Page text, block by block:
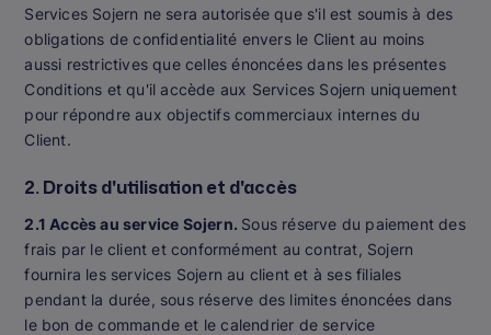
Services Sojern ne sera autorisée que s'il est soumis à des
obligations de confidentialité envers le Client au moins
aussi restrictives que celles énoncées dans les présentes
Conditions et qu'il accède aux Services Sojern uniquement
pour répondre aux objectifs commerciaux internes du
Client.
2. Droits d'utilisation et d'accès
2.1 Accès au service Sojern. Sous réserve du paiement des
frais par le client et conformément au contrat, Sojern
fournira les services Sojern au client et à ses filiales
pendant la durée, sous réserve des limites énoncées dans
le bon de commande et le calendrier de service